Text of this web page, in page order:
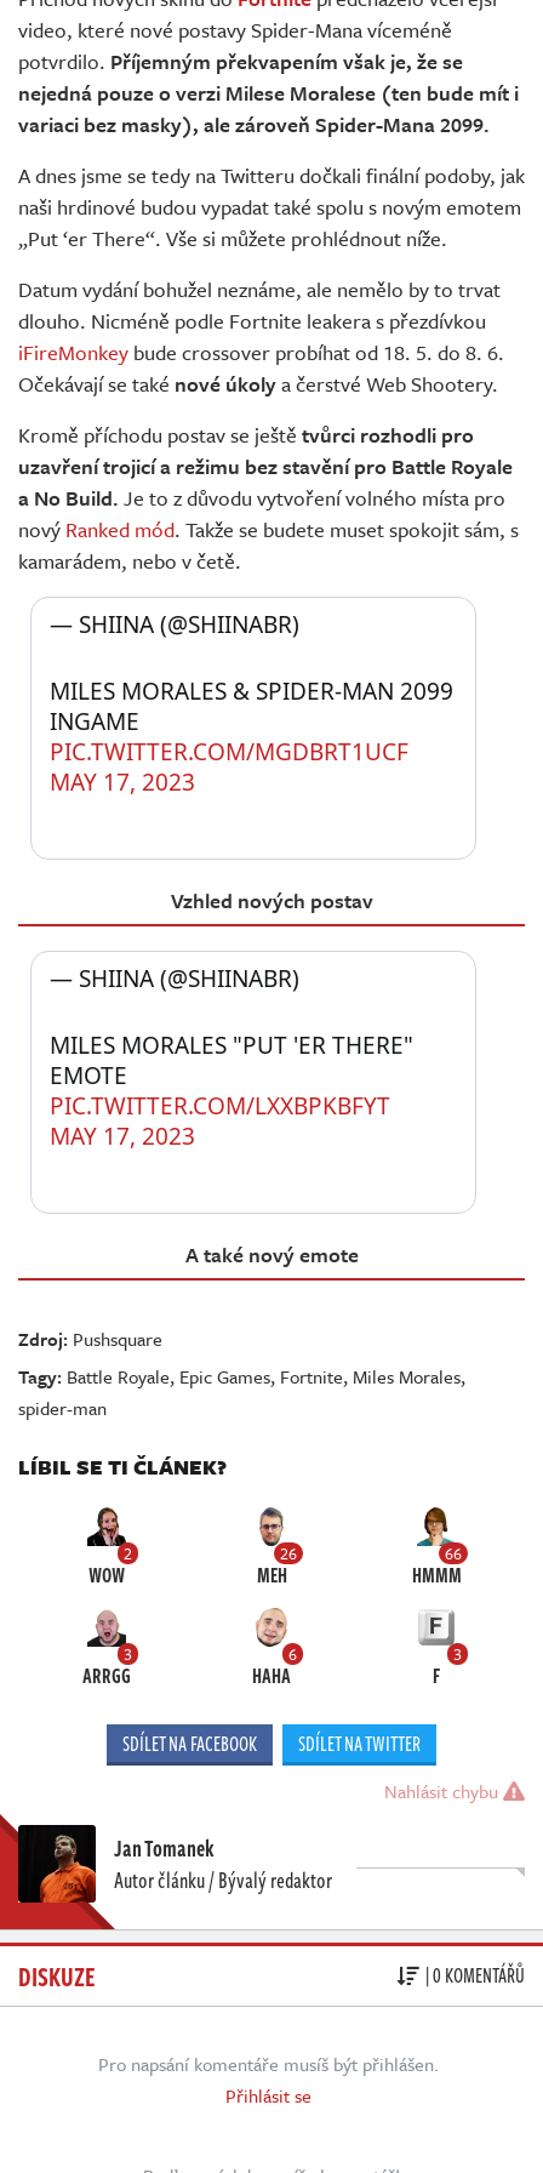
Živě
video, které nové postavy Spider-Mana víceméně
potvrdilo. Příjemným překvapením však je, že se
nejedná pouze o verzi Milese Moralese (ten bude mít i
variaci bez masky), ale zároveň Spider-Mana 2099.
A dnes jsme se tedy na Twitteru dočkali finální podoby, jak
naši hrdinové budou vypadat také spolu s novým emotem
„Put ‘er There“. Vše si můžete prohlédnout níže.
Datum vydání bohužel neznáme, ale nemělo by to trvat
dlouho. Nicméně podle Fortnite leakera s přezdívkou
iFireMonkey bude crossover probíhat od 18. 5. do 8. 6.
Očekávají se také nové úkolya čerstvé Web Shootery.
Kromě příchodu postav se ještě tvůrci rozhodli pro
uzavření trojicí a režimu bez stavění pro Battle Royale
a No Build. Je to z důvodu vytvoření volného místa pro
nový Ranked mód. Takže se budete muset spokojit sám, s
kamarádem, nebo v četě.
MILES MORALES & SPIDER-MAN 2099
PIC.TWITTER.COM/MGDBRT1UCF
— SHIINA (@SHIINABR)
MAY 17, 2023
Vzhled nových postav
MILES MORALES "PUT 'ER THERE"
PIC.TWITTER.COM/LXXBPKBFYT
— SHIINA (@SHIINABR)
MAY 17, 2023
A také nový emote
Zdroj: Pushsquare
Tagy: Battle Royale, Epic Games, Fortnite, Miles Morales,
spider-man
LÍBIL SE TI ČLÁNEK?
2
WOW
26
MEH
66
HMMM
3
ARRGG
6
HAHA
3
F
SDÍLET NA FACEBOOK SDÍLET NA TWITTER
Nahlásit chybu
Jan Tomanek
Autor článku / Bývalý redaktor
DISKUZE | 0 KOMENTÁŘŮ
Pro napsání komentáře musíš být přihlášen.
Přihlásit se